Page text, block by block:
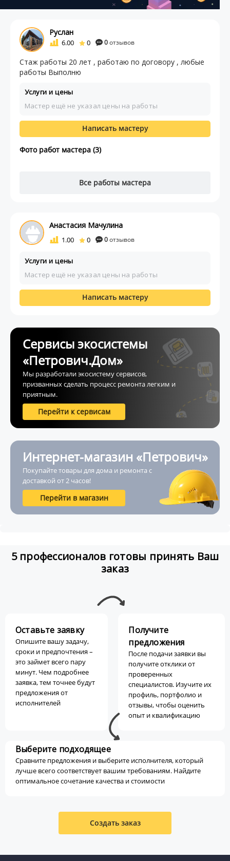
Руслан
6.00 0 0отзывов
Стаж работы 20 лет , работаю по договору , любые
работы Выполню
Услуги и цены
Мастер ещё не указал цены на работы
Написать мастеру
Фото работ мастера (3)
Все работы мастера
Анастасия Мачулина
1.00 0 0отзывов
Услуги и цены
Мастер ещё не указал цены на работы
Написать мастеру
Сервисы экосистемы
«Петрович.Дом»
Мы разработали экосистему сервисов,
призванных сделать процесс ремонта легким и
приятным.
Перейти к сервисам
Интернет-магазин «Петрович»
Покупайте товары для дома и ремонта с
доставкой от 2 часов!
Перейти в магазин
5 профессионалов готовы принять Ваш
заказ
Оставьте заявку
Опишите вашу задачу,
сроки и предпочтения –
это займет всего пару
минут. Чем подробнее
заявка, тем точнее будут
предложения от
исполнителей
Получите
предложения
После подачи заявки вы
получите отклики от
проверенных
специалистов. Изучите их
профиль, портфолио и
отзывы, чтобы оценить
опыт и квалификацию
Выберите подходящее
Сравните предложения и выберите исполнителя, который
лучше всего соответствует вашим требованиям. Найдите
оптимальное сочетание качества и стоимости
Создать заказ